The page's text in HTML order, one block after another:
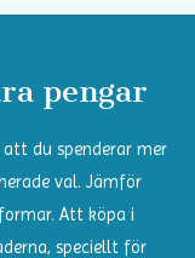
pengar
du spenderar mer
val. Jämför
Att köpa i
speciellt för